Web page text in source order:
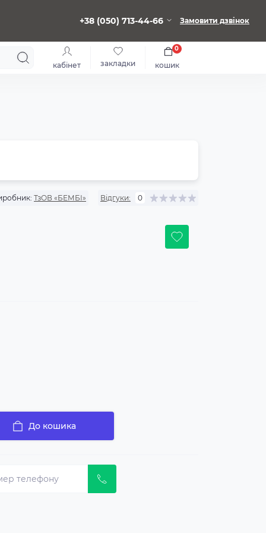
+38 (050) 713-44-66 Замовити дзвінок
кабінет закладки кошик
0
ТзОВ «БЕМБІ» Відгуки: 0
До кошика